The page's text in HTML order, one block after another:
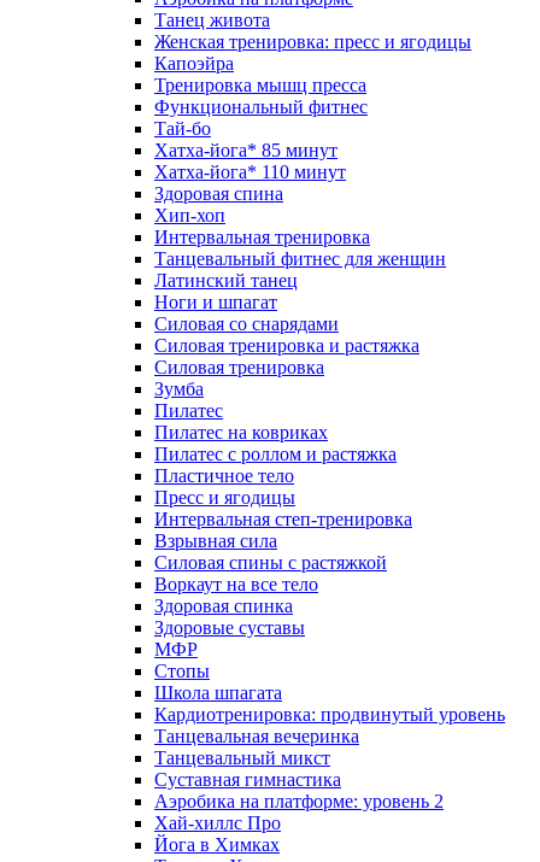
Танец живота
Женская тренировка: пресс и ягодицы
Капоэйра
Тренировка мышц пресса
Функциональный фитнес
Тай-бо
Хатха-йога* 85 минут
Хатха-йога* 110 минут
Здоровая спина
Хип-хоп
Интервальная тренировка
Танцевальный фитнес для женщин
Латинский танец
Ноги и шпагат
Силовая со снарядами
Силовая тренировка и растяжка
Силовая тренировка
Зумба
Пилатес
Пилатес на ковриках
Пилатес с роллом и растяжка
Пластичное тело
Пресс и ягодицы
Интервальная степ-тренировка
Взрывная сила
Силовая спины с растяжкой
Воркаут на все тело
Здоровая спинка
Здоровые суставы
МФР
Стопы
Школа шпагата
Кардиотренировка: продвинутый уровень
Танцевальная вечеринка
Танцевальный микст
Суставная гимнастика
Аэробика на платформе: уровень 2
Хай-хиллс Про
Йога в Химках